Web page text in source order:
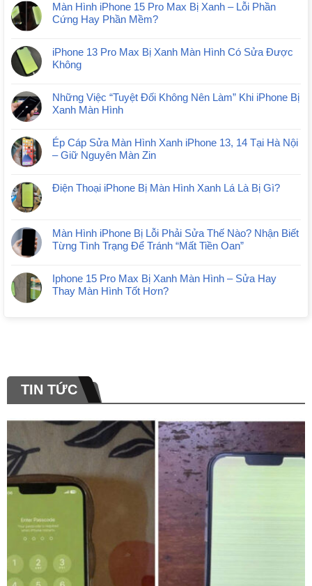
Màn Hình iPhone 15 Pro Max Bị Xanh – Lỗi Phần
Cứng Hay Phần Mềm?
iPhone 13 Pro Max Bị Xanh Màn Hình Có Sửa Được
Không
Những Việc “Tuyệt Đối Không Nên Làm” Khi iPhone Bị
Xanh Màn Hình
Ép Cáp Sửa Màn Hình Xanh iPhone 13, 14 Tại Hà Nội
– Giữ Nguyên Màn Zin
Điện Thoại iPhone Bị Màn Hình Xanh Lá Là Bị Gì?
Màn Hình iPhone Bị Lỗi Phải Sửa Thế Nào? Nhận Biết
Từng Tình Trạng Để Tránh “Mất Tiền Oan”
Iphone 15 Pro Max Bị Xanh Màn Hình – Sửa Hay
Thay Màn Hình Tốt Hơn?
TIN TỨC